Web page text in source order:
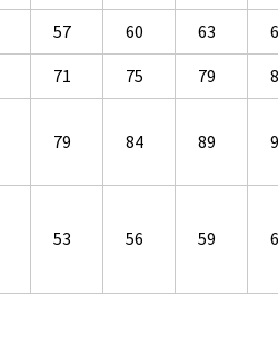
57 60 63
71 75 79
79 84 89
53 56 59